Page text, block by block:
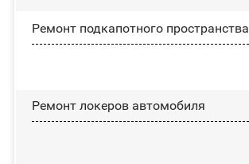
Ремонт подкапотного пространства
Ремонт лoĸepoв автомобиля